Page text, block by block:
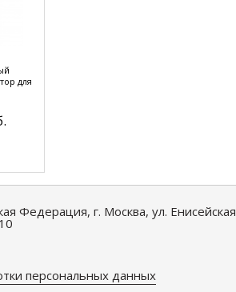
для
Федерация, г. Москва, ул.
персональных данных